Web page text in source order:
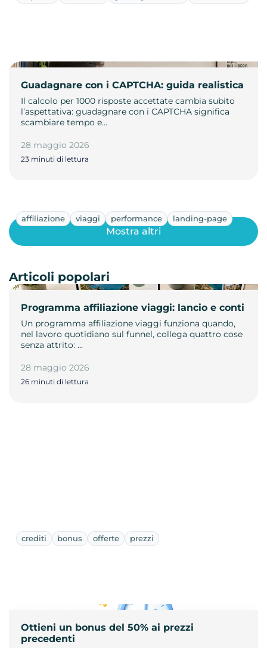
Guadagnare con i CAPTCHA: guida realistica
Il calcolo per 1000 risposte accettate cambia subito
l’aspettativa: guadagnare con i CAPTCHA significa
scambiare tempo e…
28 maggio 2026
23 minuti di lettura
affiliazione viaggi performance landing-page
Programma affiliazione viaggi: lancio e conti
Un programma affiliazione viaggi funziona quando,
nel lavoro quotidiano sul funnel, collega quattro cose
senza attrito: …
28 maggio 2026
26 minuti di lettura
Mostra altri
Articoli popolari
crediti bonus offerte prezzi
Ottieni un bonus del 50% ai prezzi
precedenti